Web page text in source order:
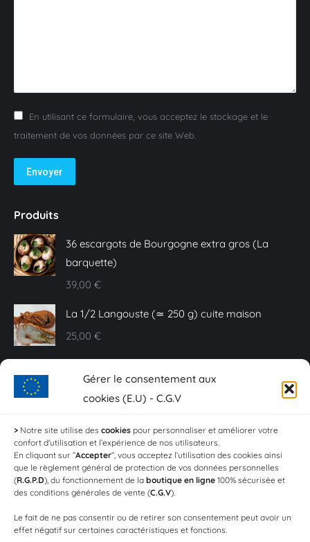
Gérer le consentement aux
cookies (E.U) - C.G.V
> Notre site utilise des cookies pour personnaliser et améliorer votre
confort d'utilisation et l’expérience de nos utilisateurs.
En cliquant sur ”Accepter”, vous acceptez l’utilisation des cookies ainsi
que le règlement général de protection de vos données personnelles
(R.G.P.D), du fonctionnement de la boutique en ligne 100% sécurisée et
des conditions générales de vente (C.G.V).
Le fait de ne pas consentir ou de retirer son consentement peut avoir un
effet négatif sur certaines caractéristiques et fonctions.
En utilisant ce formulaire, vous acceptez le stockage et le
traitement de vos données par ce site Web.
Envoyer
Produits
36 escargots de Bourgogne extra gros (La
barquette)
39,00 €
La 1/2 Langouste (≃ 250 g) cuite maison
25,00 €
Sashimi de truite fumée - Plaquette de 150 g
18,00€
Crevettes aïl et persil (Les 100g)
4,20